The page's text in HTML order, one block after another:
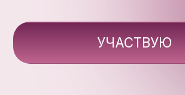
СЕЙЧАС?